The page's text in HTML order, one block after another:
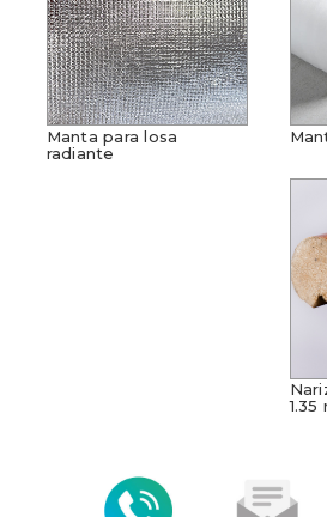
Manta para losa
radiante
1.35